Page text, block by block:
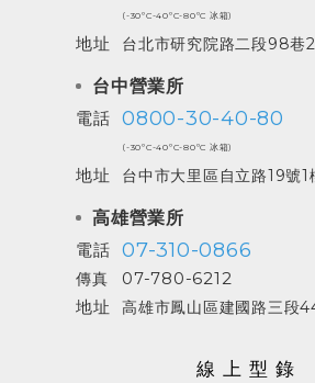
(-30ºC-40ºC-80ºC 冰箱)
地址 台北市研究院路二段98巷
台中營業所
電話 0800-30-40-80
(-30ºC-40ºC-80ºC 冰箱)
地址 台中市大里區自立路19號1
高雄營業所
電話 07-310-0866
傳真
07-780-6212
地址
高雄市鳳山區建國路三段
線上型錄